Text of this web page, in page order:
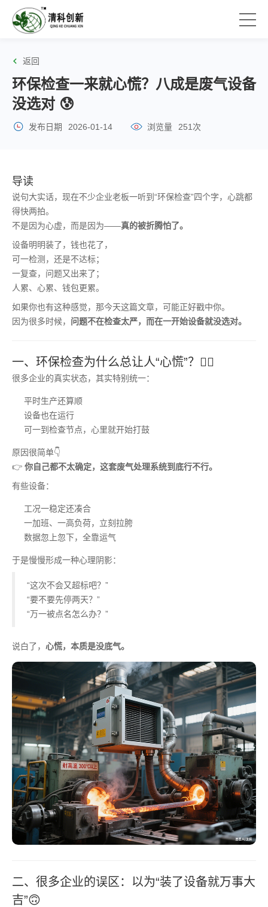
返回
环保检查一来就心慌？八成是废气设备
没选对 😰
发布日期 2026-01-14 浏览量 251次
导读
说句大实话，现在不少企业老板一听到“环保检查”四个字，心跳都
得快两拍。
不是因为心虚，而是因为——真的被折腾怕了。
设备明明装了，钱也花了，
可一检测，还是不达标；
一复查，问题又出来了；
人累、心累、钱包更累。
如果你也有这种感觉，那今天这篇文章，可能正好戳中你。
因为很多时候， 问题不在检查太严，而在一开始设备就没选对。
一、环保检查为什么总让人“心慌”？😵‍💫
很多企业的真实状态，其实特别统一：
平时生产还算顺
设备也在运行
可一到检查节点，心里就开始打鼓
原因很简单👇
👉 你自己都不太确定，这套废气处理系统到底行不行。
有些设备：
工况一稳定还凑合
一加班、一高负荷，立刻拉胯
数据忽上忽下，全靠运气
于是慢慢形成一种心理阴影：
“这次不会又超标吧？”
“要不要先停两天？”
“万一被点名怎么办？”
说白了， 心慌，本质是没底气。
二、很多企业的误区：以为“装了设备就万事大
吉”🙃